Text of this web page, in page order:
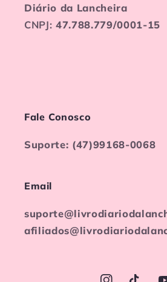
Diário da Lancheira
CNPJ: 47.788.779/0001-15
Fale Conosco
Suporte: (47)99168-0068
Email